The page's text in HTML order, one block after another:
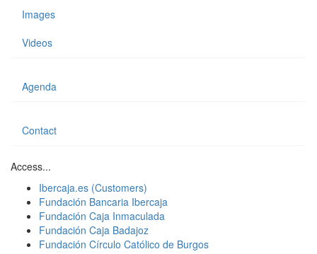
Images
Videos
Agenda
Contact
Access...
Ibercaja.es (Customers)
Fundación Bancaria Ibercaja
Fundación Caja Inmaculada
Fundación Caja Badajoz
Fundación Círculo Católico de Burgos